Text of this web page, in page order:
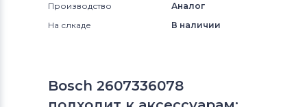
Производство
Аналог
На слкаде
В наличии
Bosch 2607336078